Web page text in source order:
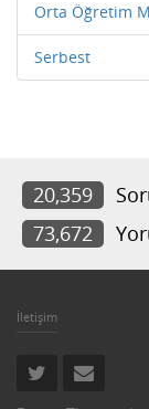
Orta Öğretim
Serbest
20,359
73,672
İletişim